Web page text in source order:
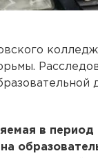
в период